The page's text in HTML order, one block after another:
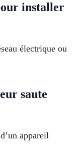
installer
électrique ou
saute
appareil